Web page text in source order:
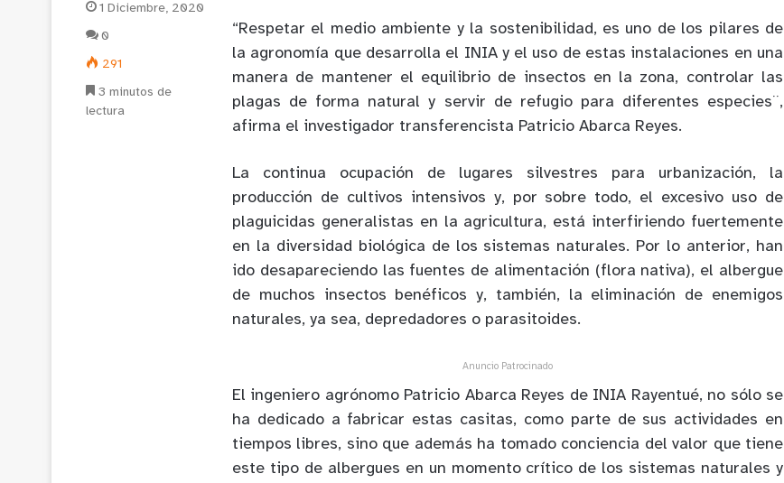
“Respetar el medio ambiente y la sostenibilidad, es uno de los pilares de
la agronomía que desarrolla el INIA y el uso de estas instalaciones en una
manera de mantener el equilibrio de insectos en la zona, controlar las
plagas de forma natural y servir de refugio para diferentes especies¨,
afirma el investigador transferencista Patricio Abarca Reyes.
La continua ocupación de lugares silvestres para urbanización, la
producción de cultivos intensivos y, por sobre todo, el excesivo uso de
plaguicidas generalistas en la agricultura, está interfiriendo fuertemente
en la diversidad biológica de los sistemas naturales. Por lo anterior, han
ido desapareciendo las fuentes de alimentación (flora nativa), el albergue
de muchos insectos benéficos y, también, la eliminación de enemigos
naturales, ya sea, depredadores o parasitoides.
Anuncio Patrocinado
El ingeniero agrónomo Patricio Abarca Reyes de INIA Rayentué, no sólo se
ha dedicado a fabricar estas casitas, como parte de sus actividades en
tiempos libres, sino que además ha tomado conciencia del valor que tiene
este tipo de albergues en un momento crítico de los sistemas naturales y
1 Diciembre, 2020
0
291
3 minutos de
lectura